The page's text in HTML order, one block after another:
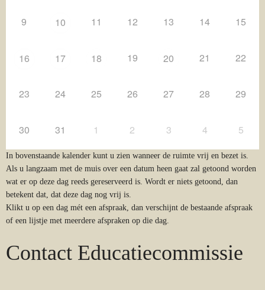
9 10 11 12 13 14 15
16 17 18 19 20 21 22
23 24 25 26 27 28 29
30 31 1 2 3 4 5
In bovenstaande kalender kunt u zien wanneer de ruimte vrij en bezet is.
Als u langzaam met de muis over een datum heen gaat zal getoond worden
wat er op deze dag reeds gereserveerd is. Wordt er niets getoond, dan
betekent dat, dat deze dag nog vrij is.
Klikt u op een dag mét een afspraak, dan verschijnt de bestaande afspraak
of een lijstje met meerdere afspraken op die dag.
Contact Educatiecommissie